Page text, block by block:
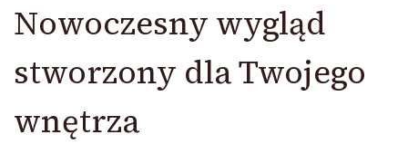
Nowoczesny wygląd
stworzony dla Twojego
wnętrza